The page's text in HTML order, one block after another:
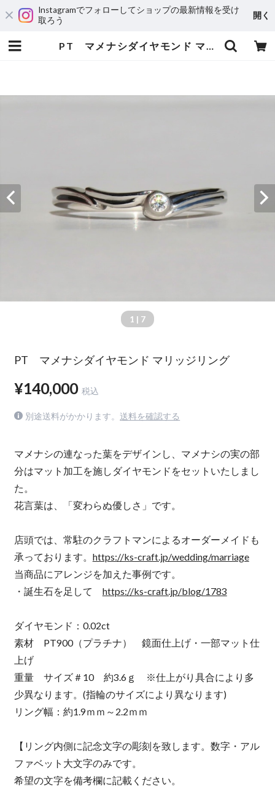
Instagramでフォローしてショップの最新情報を受け
取ろう
開く
PT マメナシダイヤモンド マリッジリング | 宝飾工房 Ｋ’ｓ ＣＲＡＦＴ
1 | 7
PT マメナシダイヤモンド マリッジリング
¥140,000 税込
別途送料がかかります。 送料を確認する
マメナシの連なった葉をデザインし、マメナシの実の部
分はマット加工を施しダイヤモンドをセットいたしまし
た。
花言葉は、「変わらぬ優しさ」です。
店頭では、常駐のクラフトマンによるオーダーメイドも
承っております。 https://ks-craft.jp/wedding/marriage
当商品にアレンジを加えた事例です。
・誕生石を足して https://ks-craft.jp/blog/1783
ダイヤモンド：0.02ct
素材 PT900（プラチナ） 鏡面仕上げ・一部マット仕
上げ
重量 サイズ＃10 約3.6ｇ ※仕上がり具合により多
少異なります。(指輪のサイズにより異なります)
リング幅：約1.9ｍｍ～2.2ｍｍ
【リング内側に記念文字の彫刻を致します。数字・アル
ファベット大文字のみです。
希望の文字を備考欄に記載ください。